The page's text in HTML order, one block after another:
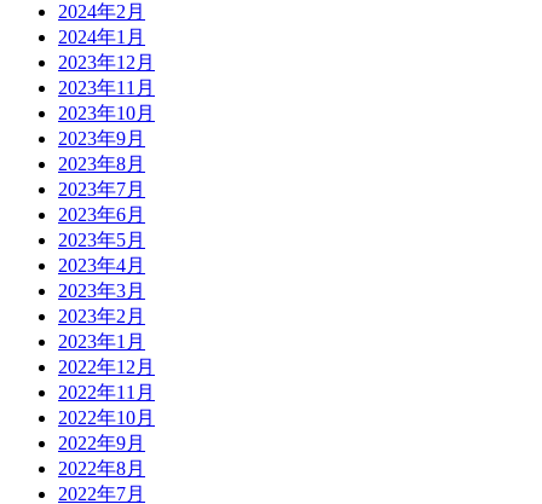
2024年2月
2024年1月
2023年12月
2023年11月
2023年10月
2023年9月
2023年8月
2023年7月
2023年6月
2023年5月
2023年4月
2023年3月
2023年2月
2023年1月
2022年12月
2022年11月
2022年10月
2022年9月
2022年8月
2022年7月